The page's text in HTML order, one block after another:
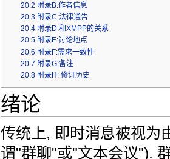
20.2 附录B:作者信息
20.3 附录C:法律通告
20.4 附录D:和XMPP的关系
20.5 附录E:讨论地点
20.6 附录F:需求一致性
20.7 附录G:备注
20.8 附录H: 修订历史
绪论
传统上, 即时消息被视为
谓"群聊"或"文本会议").